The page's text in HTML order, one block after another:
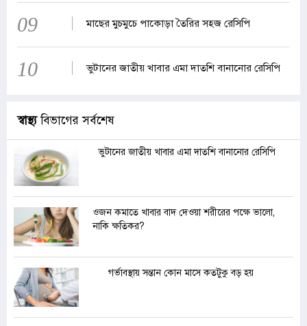
09 মাছের মুচমুচে পাকোড়া তৈরির সহজ রেসিপি
10 ভুটানের জাতীয় খাবার এমা দাতশি বানানোর রেসিপি
স্বাস্থ্যবিভাগের সর্বশেষ
ভুটানের জাতীয় খাবার এমা দাতশি বানানোর রেসিপি
ওজন কমাতে খাবার বাদ দেওয়া শরীরের পক্ষে ভালো,
নাকি ক্ষতিকর?
গর্ভাবস্থায় সন্তান কোন মাসে কতটুকু বড় হয়